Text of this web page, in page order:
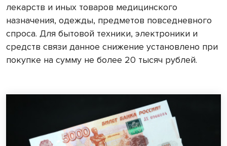
лекарств и иных товаров медицинского
назначения, одежды, предметов повседневного
спроса. Для бытовой техники, электроники и
средств связи данное снижение установлено при
покупке на сумму не более 20 тысяч рублей.